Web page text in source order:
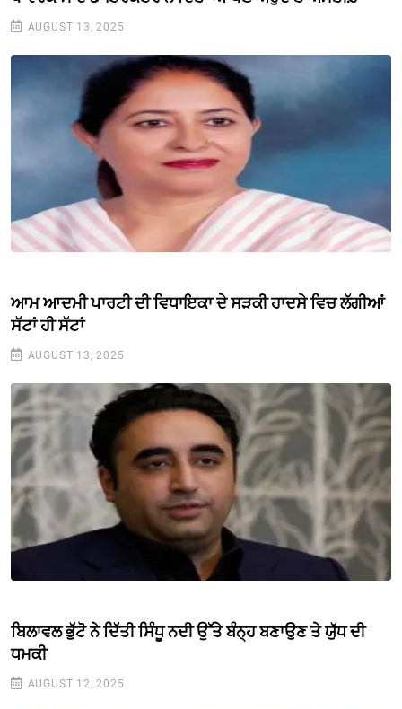
AUGUST 13, 2025
ਆਮ ਆਦਮੀ ਪਾਰਟੀ ਦੀ ਵਿਧਾਇਕਾ ਦੇ ਸੜਕੀ ਹਾਦਸੇ ਵਿਚ ਲੱਗੀਆਂ
ਸੱਟਾਂ ਹੀ ਸੱਟਾਂ
AUGUST 13, 2025
ਬਿਲਾਵਲ ਭੁੱਟੋ ਨੇ ਦਿੱਤੀ ਸਿੰਧੂ ਨਦੀ ਉੱਤੇ ਬੰਨ੍ਹ ਬਣਾਉਣ ਤੇ ਯੁੱਧ ਦੀ
ਧਮਕੀ
AUGUST 12, 2025